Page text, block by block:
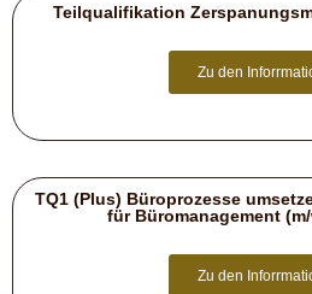
Teilqualifikation
Zu den
TQ1 (Plus) Büroprozesse
für Büromanagement
Zu den